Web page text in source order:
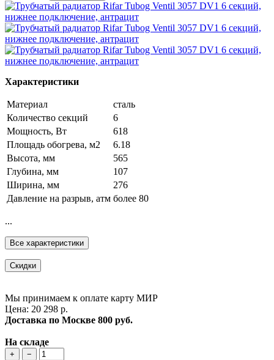
Характеристики
Материал
сталь
Количество секций
6
Мощность, Вт
618
Площадь обогрева, м2
6.18
Высота, мм
565
Глубина, мм
107
Ширина, мм
276
Давление на разрыв, атм более 80
...
Все характеристики
Скидки
Мы принимаем к оплате карту МИР
Цена: 20 298 р.
Доставка по Москве 800 руб.
На складе
+
−